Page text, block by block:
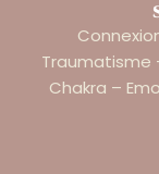
Traumatisme
Chakra –